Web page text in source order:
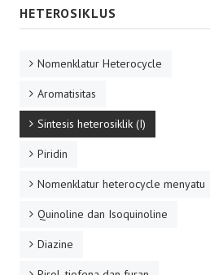
HETEROSIKLUS
Nomenklatur Heterocycle
Aromatisitas
Sintesis heterosiklik (I)
Piridin
Nomenklatur heterocycle menyatu
Quinoline dan Isoquinoline
Diazine